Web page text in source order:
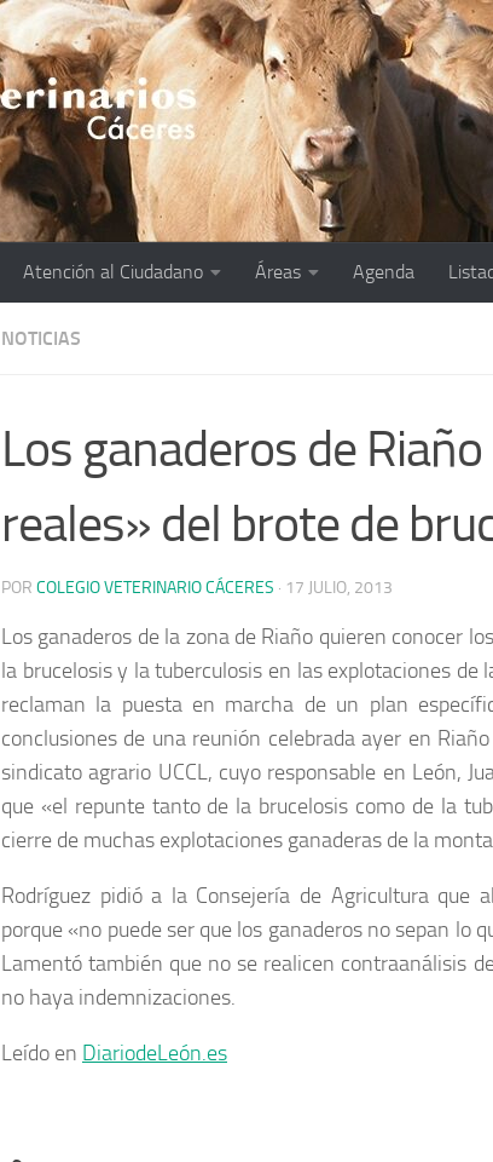
Atención al Ciudadano Áreas Agenda
NOTICIAS
Los ganaderos de
reales» del brote de
POR COLEGIO VETERINARIO CÁCERES · 17 JULIO, 2013
Los ganaderos de la zona de Riaño quieren conocer
la brucelosis y la tuberculosis en las explotaciones
reclaman la puesta en marcha de un plan
conclusiones de una reunión celebrada ayer en
sindicato agrario UCCL, cuyo responsable en León,
que «el repunte tanto de la brucelosis como de la
cierre de muchas explotaciones ganaderas de la
Rodríguez pidió a la Consejería de Agricultura que
porque «no puede ser que los ganaderos no sepan lo
Lamentó también que no se realicen contraanálisis
no haya indemnizaciones.
Leído en DiariodeLeón.es